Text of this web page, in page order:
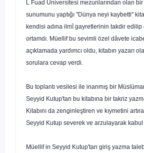
L Fuad Üniversitesi mezunlarından olan
sunumunu yaptığı "Dünya neyi kaybetti"
kendisi adına ilmî gayretlerinin takdir edilip
ortamdı. Müellif bu sevimli özel dâvete
açıklamada yardımcı oldu, kitabın yazarı
sorulara cevap verdi.
Bu toplantı vesilesi ile inanmış bir
Seyyid Kutup'tan bu kitabına bir takriz
Kitabını da zenginleştiren ve kıymetini
Seyyid Kutup severek ve arzulayarak kabul
Müellif in Seyyid Kutup'tan giriş yazma